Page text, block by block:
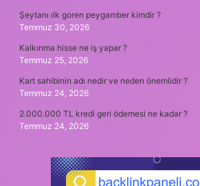
Şeytanı ılk goren peygamber kimdir ?
Temmuz 30, 2026
Kalkınma hisse ne iş yapar ?
Temmuz 25, 2026
Kart sahibinin adı nedir ve neden önemlidir ?
Temmuz 24, 2026
2.000.000 TL kredi geri ödemesi ne kadar ?
Temmuz 24, 2026